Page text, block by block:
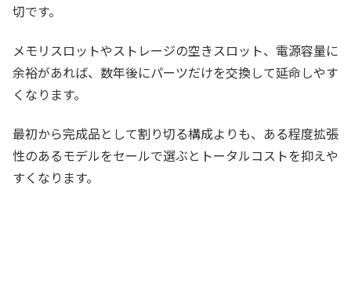
切です。
メモリスロットやストレージの空きスロット、電源容量に
余裕があれば、数年後にパーツだけを交換して延命しやす
くなります。
最初から完成品として割り切る構成よりも、ある程度拡張
性のあるモデルをセールで選ぶとトータルコストを抑えや
すくなります。